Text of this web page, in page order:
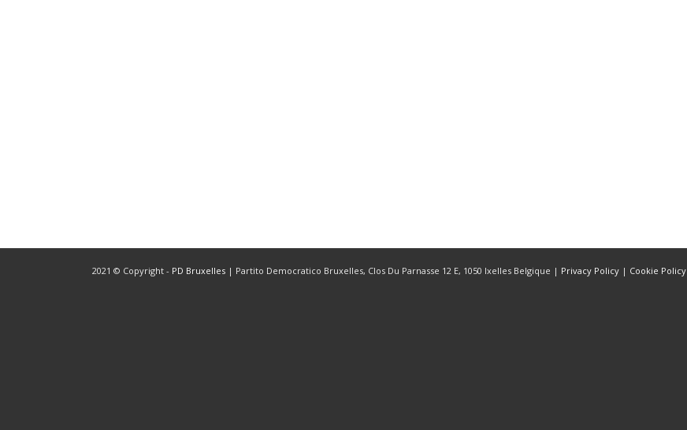
2021 © Copyright - PD Bruxelles | Partito Democratico Bruxelles, Clos Du Parnasse 12 E, 1050 Ixelles Belgique | Privacy Policy | Cookie Policy